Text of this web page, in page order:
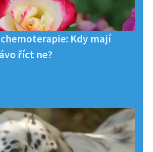
Kdy mají
říct ne?